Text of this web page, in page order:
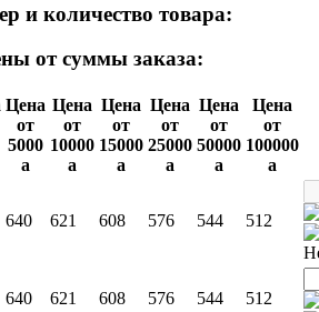
и количество товара:
от суммы заказа:
Цена
от
5000
a
Цена
от
10000
a
Цена
от
15000
a
Цена
от
25000
a
Цена
от
50000
a
Цена
от
100000
a
640 621 608 576 544
512
640 621 608 576 544 512